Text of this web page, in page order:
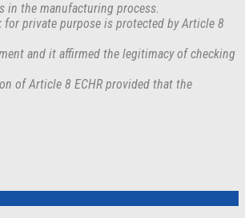
in the manufacturing process.
private purpose is protected by Article 8
and it affirmed the legitimacy of checking
of Article 8 ECHR provided that the